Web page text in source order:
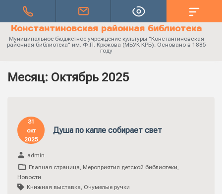
Константиновская районная библиотека
Муниципальное бюджетное учреждение культуры "Константиновская
районная библиотека" им. Ф.П. Крюкова (МБУК КРБ). Основано в 1885
году
Месяц: Октябрь 2025
31
окт
2025
Душа по капле собирает свет
admin
Главная страница, Мероприятия детской библиотеки,
Новости
Книжная выставка, Очумелые ручки